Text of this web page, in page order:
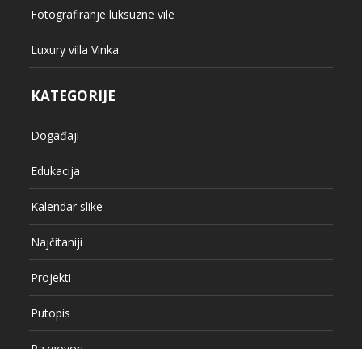
Fotografiranje luksuzne vile
Luxury villa Vinka
KATEGORIJE
Događaji
Edukacija
Kalendar slike
Najčitaniji
Projekti
Putopis